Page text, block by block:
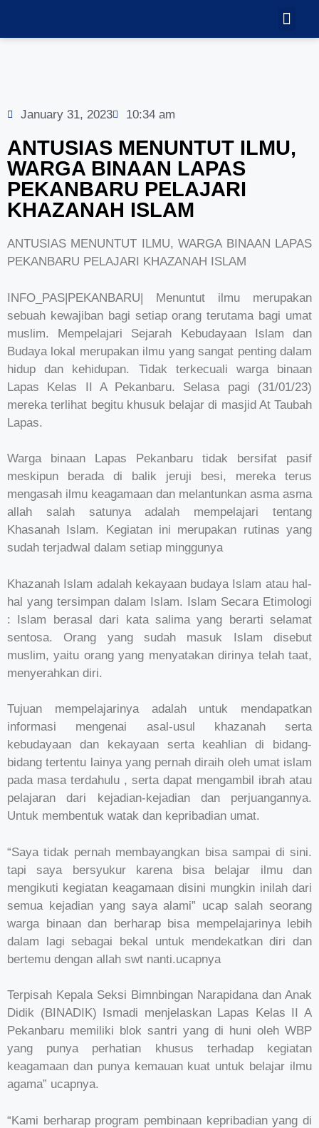
January 31, 2023 10:34 am
ANTUSIAS MENUNTUT ILMU,
WARGA BINAAN LAPAS
PEKANBARU PELAJARI
KHAZANAH ISLAM
ANTUSIAS MENUNTUT ILMU, WARGA BINAAN LAPAS
PEKANBARU PELAJARI KHAZANAH ISLAM
INFO_PAS|PEKANBARU| Menuntut ilmu merupakan
sebuah kewajiban bagi setiap orang terutama bagi umat
muslim. Mempelajari Sejarah Kebudayaan Islam dan
Budaya lokal merupakan ilmu yang sangat penting dalam
hidup dan kehidupan. Tidak terkecuali warga binaan
Lapas Kelas II A Pekanbaru. Selasa pagi (31/01/23)
mereka terlihat begitu khusuk belajar di masjid At Taubah
Lapas.
Warga binaan Lapas Pekanbaru tidak bersifat pasif
meskipun berada di balik jeruji besi, mereka terus
mengasah ilmu keagamaan dan melantunkan asma asma
allah salah satunya adalah mempelajari tentang
Khasanah Islam. Kegiatan ini merupakan rutinas yang
sudah terjadwal dalam setiap minggunya
Khazanah Islam adalah kekayaan budaya Islam atau hal-
hal yang tersimpan dalam Islam. Islam Secara Etimologi
: Islam berasal dari kata salima yang berarti selamat
sentosa. Orang yang sudah masuk Islam disebut
muslim, yaitu orang yang menyatakan dirinya telah taat,
menyerahkan diri.
Tujuan mempelajarinya adalah untuk mendapatkan
informasi mengenai asal-usul khazanah serta
kebudayaan dan kekayaan serta keahlian di bidang-
bidang tertentu lainya yang pernah diraih oleh umat islam
pada masa terdahulu , serta dapat mengambil ibrah atau
pelajaran dari kejadian-kejadian dan perjuangannya.
Untuk membentuk watak dan kepribadian umat.
“Saya tidak pernah membayangkan bisa sampai di sini.
tapi saya bersyukur karena bisa belajar ilmu dan
mengikuti kegiatan keagamaan disini mungkin inilah dari
semua kejadian yang saya alami” ucap salah seorang
warga binaan dan berharap bisa mempelajarinya lebih
dalam lagi sebagai bekal untuk mendekatkan diri dan
bertemu dengan allah swt nanti.ucapnya
Terpisah Kepala Seksi Bimnbingan Narapidana dan Anak
Didik (BINADIK) Ismadi menjelaskan Lapas Kelas II A
Pekanbaru memiliki blok santri yang di huni oleh WBP
yang punya perhatian khusus terhadap kegiatan
keagamaan dan punya kemauan kuat untuk belajar ilmu
agama” ucapnya.
“Kami berharap program pembinaan kepribadian yang di